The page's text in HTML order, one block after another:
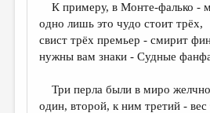
ОТ РЕДАКЦИИ
МАЛАЯ ПРОЗА
ЛИТЕРАТУРОВЕДЕНИЕ
К примеру, в Монте-фалько -
одно лишь это чудо стоит трёх,
свист трёх премьер - смирит
нужны вам знаки - Судные
Три перла были в миро
один, второй, к ним третий -